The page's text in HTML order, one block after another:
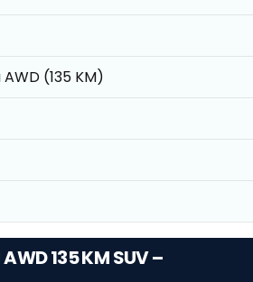
(135 KM)
135 KM SUV –